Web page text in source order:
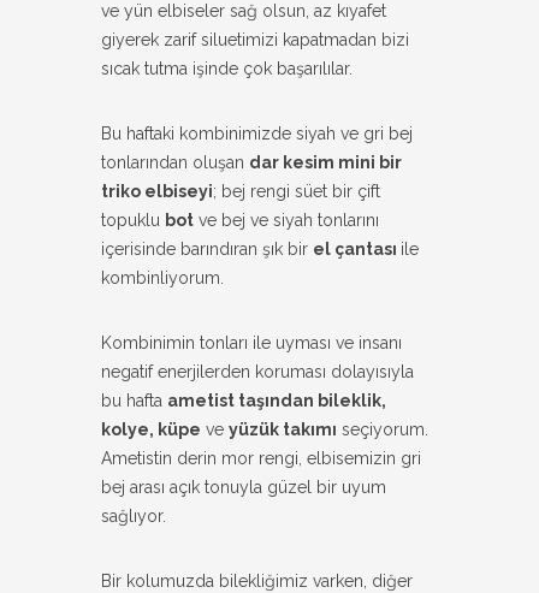
ve yün elbiseler sağ olsun, az kıyafet
giyerek zarif siluetimizi kapatmadan bizi
sıcak tutma işinde çok başarılılar.
Bu haftaki kombinimizde siyah ve gri bej
tonlarından oluşan dar kesim mini bir
triko elbiseyi; bej rengi süet bir çift
topuklu bot ve bej ve siyah tonlarını
içerisinde barındıran şık bir el çantası ile
kombinliyorum.
Kombinimin tonları ile uyması ve insanı
negatif enerjilerden koruması dolayısıyla
bu hafta ametist taşından bileklik,
kolye, küpe ve yüzük takımı seçiyorum.
Ametistin derin mor rengi, elbisemizin gri
bej arası açık tonuyla güzel bir uyum
sağlıyor.
Bir kolumuzda bilekliğimiz varken, diğer